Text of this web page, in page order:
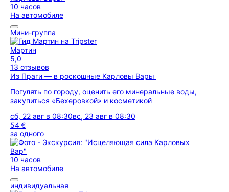
10 часов
На автомобиле
Мини-группа
Мартин
5,0
13 отзывов
Из Праги — в роскошные Карловы Вары
Погулять по городу, оценить его минеральные воды,
закупиться «Бехеровкой» и косметикой
сб, 22 авг в 08:30вс, 23 авг в 08:30
54 €
за одного
10 часов
На автомобиле
индивидуальная